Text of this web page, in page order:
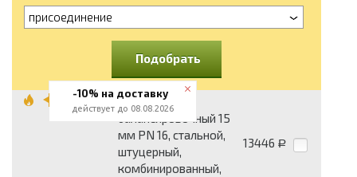
присоединение
Подобрать
Клапан
балансировочный 15
мм PN 16, стальной,
штуцерный,
комбинированный,
13446 Р
-10% на доставку
действует до 08.08.2026